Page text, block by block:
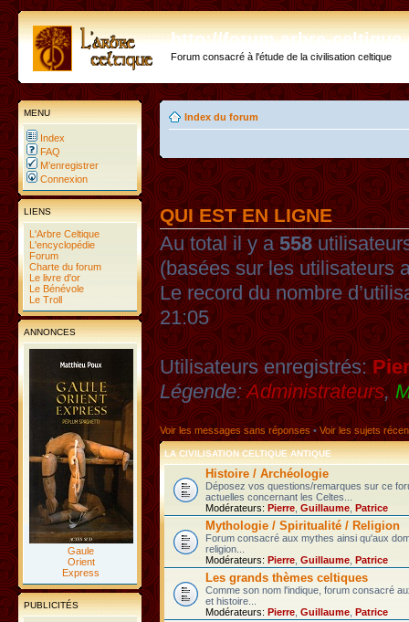
http://forum.arbre-
Forum consacré à l'étude de la civilisation celtique
MENU
Index
FAQ
M’enregistrer
Connexion
LIENS
L'Arbre Celtique
L'encyclopédie
Forum
Charte du forum
Le livre d'or
Le Bénévole
Le Troll
ANNONCES
Gaule
Orient
Express
PUBLICITÉS
Index du forum
QUI EST EN LIGNE
Au total il y a558
(basées sur les utilisateurs
Le record du nombre
21:05
Utilisateurs enregistrés:
Légende:Administrateurs,
Voir les messages sans réponses•Voir les sujets
LA CIVILISATION CELTIQUE ANTIQUE
Histoire / Archéologie
Déposez vos questions/remarques sur ce
actuelles concernant les Celtes...
Modérateurs: Pierre Guillaume Patrice
Mythologie / Spiritualité / Religion
Forum consacré aux mythes ainsi qu'aux
religion...
Modérateurs: Pierre Guillaume Patrice
Les grands thèmes celtiques
Comme son nom l'indique, forum consacré
et histoire...
Modérateurs: Pierre Guillaume Patrice